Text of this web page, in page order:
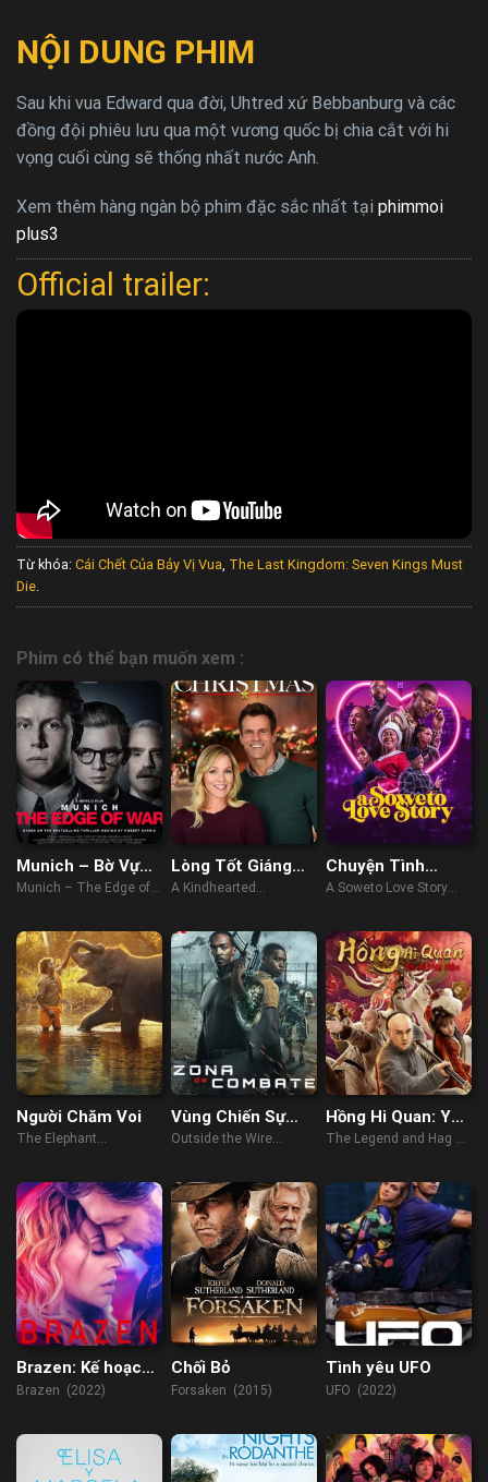
NỘI DUNG PHIM
Sau khi vua Edward qua đời, Uhtred xứ Bebbanburg và các
đồng đội phiêu lưu qua một vương quốc bị chia cắt với hi
vọng cuối cùng sẽ thống nhất nước Anh.
Xem thêm hàng ngàn bộ phim đặc sắc nhất tại phimmoi
plus3
Official trailer:
Từ khóa: Cái Chết Của Bảy Vị Vua, The Last Kingdom: Seven Kings Must
Die.
Phim có thể bạn muốn xem :
Munich – Bờ Vực
Chiến Tranh
Munich – The Edge of
Lòng Tốt Giáng
Sinh
A Kindhearted
Chuyện Tình
Soweto
A Soweto Love Story
Người Chăm Voi
The Elephant
Vùng Chiến Sự
Hiểm Nguy
Outside the Wire
Hồng Hi Quan: Yêu
Nữ Ma Môn
The Legend and Hag of
Brazen: Kế hoạch
liều lĩnh
Brazen (2022)
Chối Bỏ
Forsaken (2015)
Tình yêu UFO
UFO (2022)